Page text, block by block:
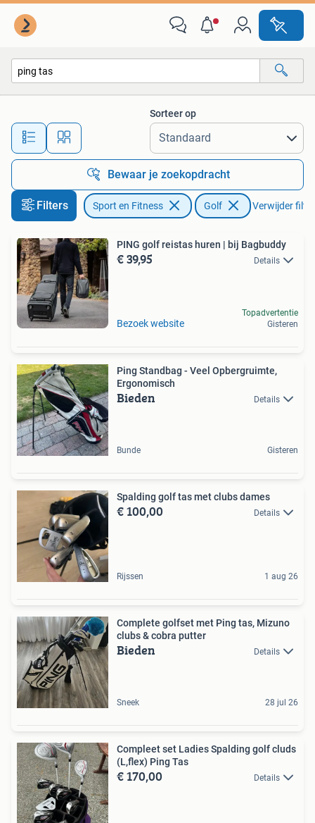
Alle afstanden…
Sorteer op
Bewaar je zoekopdracht
Filters Sport en Fitness Golf Verwijder
PING golf reistas huren | bij Bagbuddy
€ 39,95 Details
Bezoek website
Topadvertentie
Gisteren
Ping Standbag - Veel Opbergruimte,
Ergonomisch
Bieden Details
Bunde Gisteren
Spalding golf tas met clubs dames
€ 100,00 Details
Rijssen 1 aug 26
Complete golfset met Ping tas, Mizuno
clubs & cobra putter
Bieden Details
Sneek 28 jul 26
Compleet set Ladies Spalding golf cluds
(L,flex) Ping Tas
€ 170,00 Details